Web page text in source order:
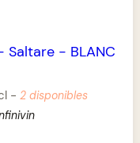
Saltare- BLANC
- 2 disponibles